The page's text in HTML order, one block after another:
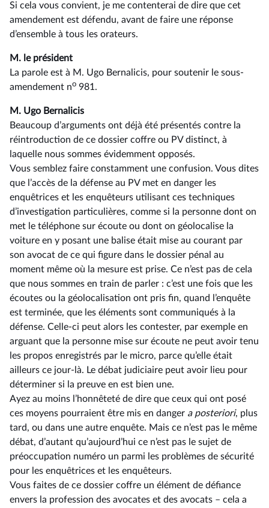
Si cela vous convient, je me contenterai de dire que cet
amendement est défendu, avant de faire une réponse
d’ensemble à tous les orateurs.
M. le président
La parole est à M. Ugo Bernalicis, pour soutenir le sous-
amendement no 981.
M. Ugo Bernalicis
Beaucoup d’arguments ont déjà été présentés contre la
réintroduction de ce dossier coffre ou PV distinct, à
laquelle nous sommes évidemment opposés.
Vous semblez faire constamment une confusion. Vous dites
que l’accès de la défense au PV met en danger les
enquêtrices et les enquêteurs utilisant ces techniques
d’investigation particulières, comme si la personne dont on
met le téléphone sur écoute ou dont on géolocalise la
voiture en y posant une balise était mise au courant par
son avocat de ce qui figure dans le dossier pénal au
moment même où la mesure est prise. Ce n’est pas de cela
que nous sommes en train de parler : c’est une fois que les
écoutes ou la géolocalisation ont pris fin, quand l’enquête
est terminée, que les éléments sont communiqués à la
défense. Celle-ci peut alors les contester, par exemple en
arguant que la personne mise sur écoute ne peut avoir tenu
les propos enregistrés par le micro, parce qu’elle était
ailleurs ce jour-là. Le débat judiciaire peut avoir lieu pour
déterminer si la preuve en est bien une.
Ayez au moins l’honnêteté de dire que ceux qui ont posé
ces moyens pourraient être mis en danger a posteriori, plus
tard, ou dans une autre enquête. Mais ce n’est pas le même
débat, d’autant qu’aujourd’hui ce n’est pas le sujet de
préoccupation numéro un parmi les problèmes de sécurité
pour les enquêtrices et les enquêteurs.
Vous faites de ce dossier coffre un élément de défiance
envers la profession des avocates et des avocats –⁠ cela a